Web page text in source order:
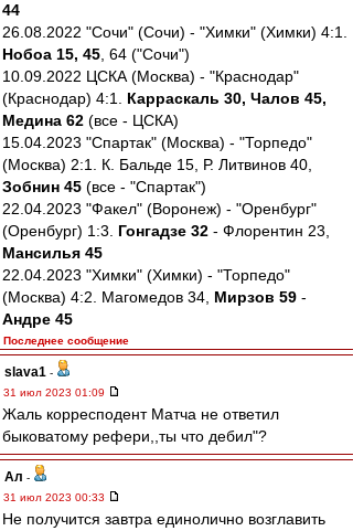
44
26.08.2022 "Сочи" (Сочи) - "Химки" (Химки) 4:1.
Нобоа 15, 45 , 64 ("Сочи")
10.09.2022 ЦСКА (Москва) - "Краснодар"
(Краснодар) 4:1. Карраскаль 30, Чалов 45,
Медина 62 (все - ЦСКА)
15.04.2023 "Спартак" (Москва) - "Торпедо"
(Москва) 2:1. К. Бальде 15, Р. Литвинов 40,
Зобнин 45 (все - "Спартак")
22.04.2023 "Факел" (Воронеж) - "Оренбург"
(Оренбург) 1:3. Гонгадзе 32 - Флорентин 23,
Мансилья 45
22.04.2023 "Химки" (Химки) - "Торпедо"
(Москва) 4:2. Магомедов 34, Мирзов 59 -
Андре 45
Последнее сообщение
slava1 -
31 июл 2023 01:09
Жаль корресподент Матча не ответил
быковатому рефери,,ты что дебил"?
Ал -
31 июл 2023 00:33
Не получится завтра единолично возглавить